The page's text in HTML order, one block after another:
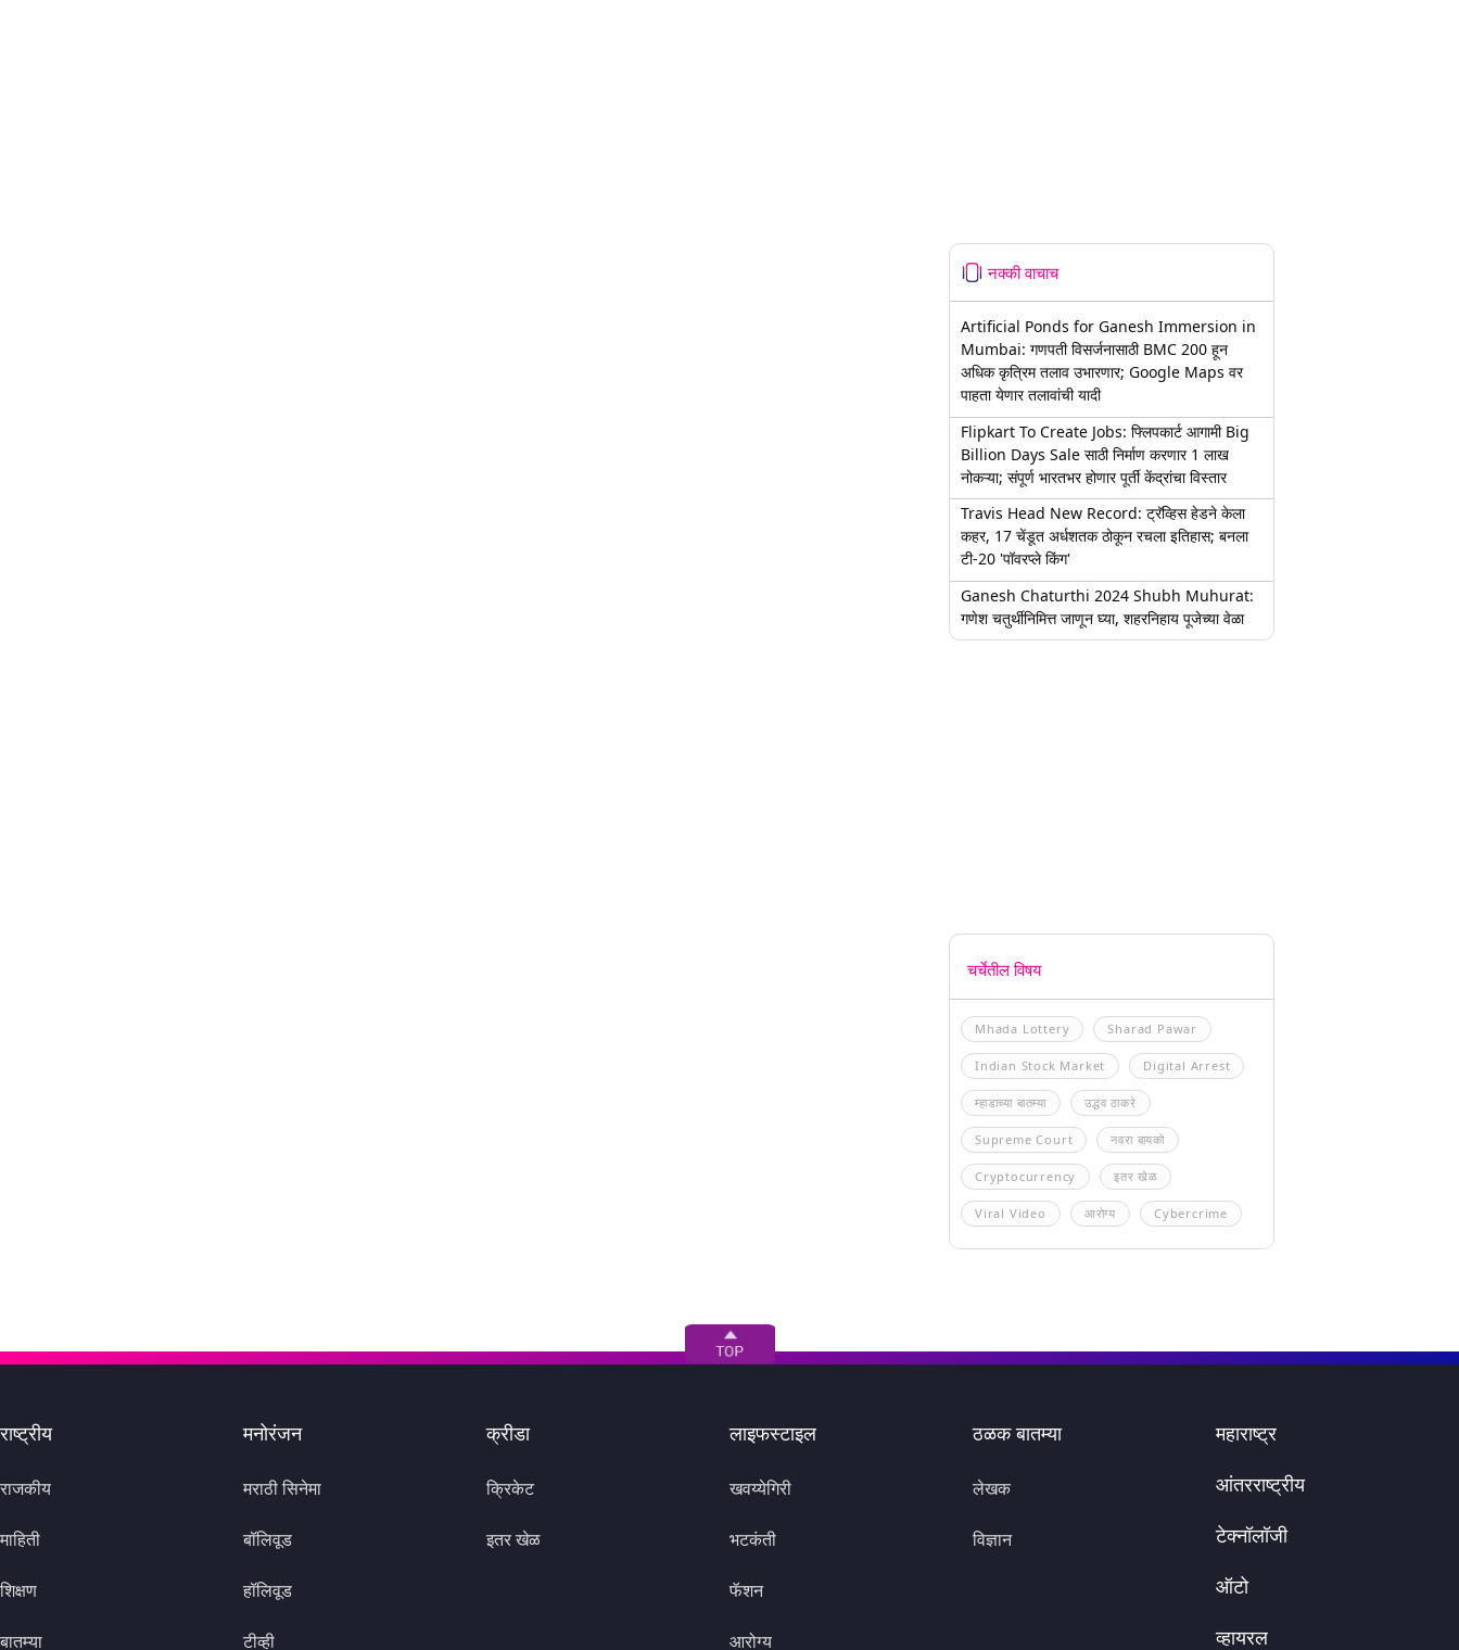
नक्की वाचाच
Artificial Ponds for Ganesh Immersion in
Mumbai: गणपती विसर्जनासाठी BMC 200 हून
अधिक कृत्रिम तलाव उभारणार; Google Maps वर
पाहता येणार तलावांची यादी
Flipkart To Create Jobs: फ्लिपकार्ट आगामी Big
Billion Days Sale साठी निर्माण करणार 1 लाख
नोकऱ्या; संपूर्ण भारतभर होणार पूर्ती केंद्रांचा विस्तार
Travis Head New Record: ट्रॅव्हिस हेडने केला
कहर, 17 चेंडूत अर्धशतक ठोकून रचला इतिहास; बनला
टी-20 'पॉवरप्ले किंग'
Ganesh Chaturthi 2024 Shubh Muhurat:
गणेश चतुर्थीनिमित्त जाणून घ्या, शहरनिहाय पूजेच्या वेळा
चर्चेतील विषय
Mhada Lottery Sharad Pawar
Indian Stock Market Digital Arrest
म्हाडाच्या बातम्या उद्धव ठाकरे
Supreme Court नवरा बायको
Cryptocurrency इतर खेळ
Viral Video आरोग्य Cybercrime
राष्ट्रीय
राजकीय
माहिती
शिक्षण
बातम्या
मनोरंजन
मराठी सिनेमा
बॉलिवूड
हॉलिवूड
टीव्ही
क्रीडा
क्रिकेट
इतर खेळ
लाइफस्टाइल
खवय्येगिरी
भटकंती
फॅशन
आरोग्य
ठळक बातम्या
लेखक
विज्ञान
महाराष्ट्र
आंतरराष्ट्रीय
टेक्नॉलॉजी
ऑटो
व्हायरल